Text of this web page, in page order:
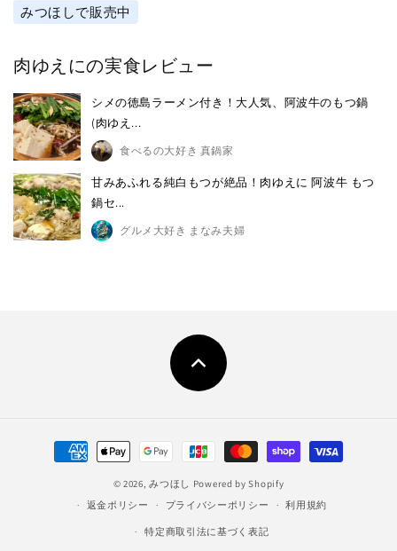
常
格
みつほしで販売中
肉ゆえにの実食レビュー
シメの徳島ラーメン付き！大人気、阿波牛のもつ鍋
(肉ゆえ...
食べるの大好き 真鍋家
甘みあふれる純白もつが絶品！肉ゆえに 阿波牛 もつ
鍋セ...
グルメ大好き まなみ夫婦
決
済
© 2026,みつほし Powered by Shopify
返金ポリシー
プライバシーポリシー 利用規約
特定商取引法に基づく表記